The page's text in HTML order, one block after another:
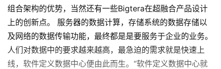
组合架构的优势，当然还有一些Bigtera在超融合产品设计
上的创新点。 服务器的数据计算，存储系统的数据存储以
及网络的数据传输功能，最终都是是要服务于企业的业务。
人们对数据中的要求越来越高，最急迫的需求就是快速上
线，软件定义数据中心便由此而生。“软件定义数据中心就